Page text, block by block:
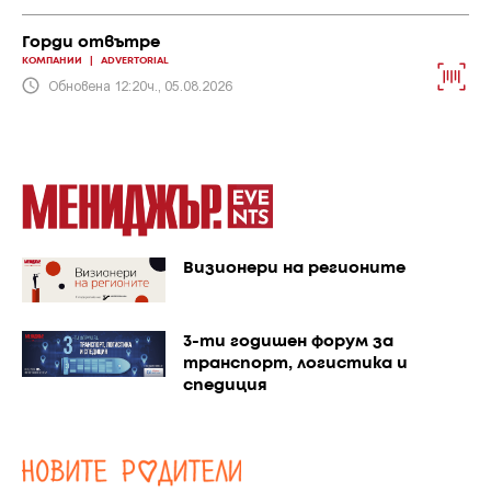
Горди отвътре
КОМПАНИИ ADVERTORIAL
Обновена 12:20ч., 05.08.2026
Визионери на регионите
3-ти годишен форум за
транспорт, логистика и
спедиция